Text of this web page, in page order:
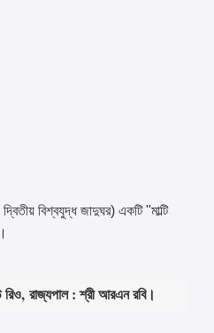
দ্বিতীয় বিশ্বযুদ্ধ জাদুঘর) একটি "মাল্টি
রিও,রাজ্যপাল : শ্রী আরএন রবি।